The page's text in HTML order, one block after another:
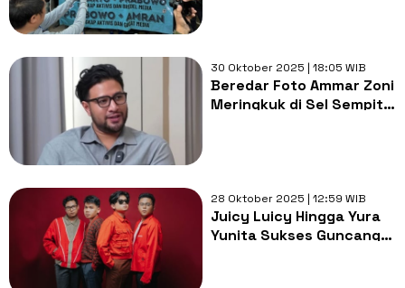
30 Oktober 2025 | 18:05 WIB
Beredar Foto Ammar Zoni
Meringkuk di Sel Sempit
28 Oktober 2025 | 12:59 WIB
Juicy Luicy Hingga Yura
Yunita Sukses Guncang